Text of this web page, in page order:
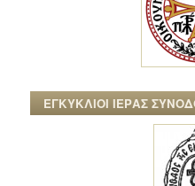
ΕΓΚΥΚΛΙΟΙ ΙΕΡΑΣ